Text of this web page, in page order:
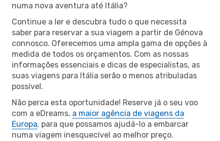
numa nova aventura até Itália?
Continue a ler e descubra tudo o que necessita
saber para reservar a sua viagem a partir de Génova
connosco. Oferecemos uma ampla gama de opções à
medida de todos os orçamentos. Com as nossas
informações essenciais e dicas de especialistas, as
suas viagens para Itália serão o menos atribuladas
possível.
Não perca esta oportunidade! Reserve já o seu voo
com a eDreams, a maior agência de viagens da
Europa, para que possamos ajudá-lo a embarcar
numa viagem inesquecível ao melhor preço.